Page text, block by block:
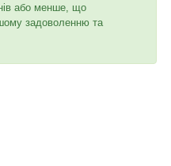
або менше, що
задоволенню та